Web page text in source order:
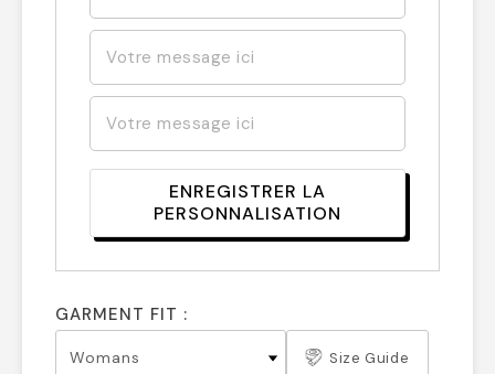
ENREGISTRER LA
PERSONNALISATION
GARMENT FIT :
Size Guide